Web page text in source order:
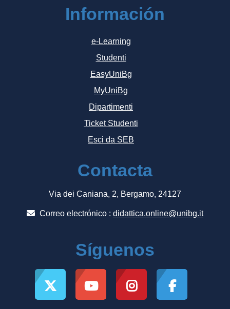
Información
e-Learning
Studenti
EasyUniBg
MyUniBg
Dipartimenti
Ticket Studenti
Esci da SEB
Contacta
Via dei Caniana, 2, Bergamo, 24127
Correo electrónico : didattica.online@unibg.it
Síguenos